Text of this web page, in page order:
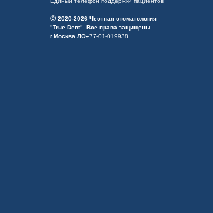
Ⓒ 2020-2026 Честная стоматология
"True Dent". Все права защищены.
г.Москва ЛО--77-01-019938